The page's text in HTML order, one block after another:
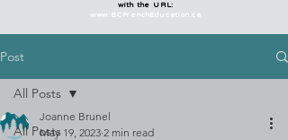
with the URL:
www.BCFrenchEducation.ca
Post
All Posts
All Posts
Joanne Brunel
May 19, 2023 2 min read